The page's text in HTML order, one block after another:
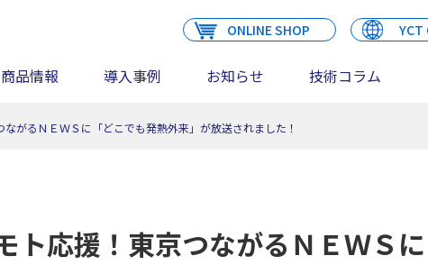
ONLINE SHOP YCT
商品情報 導入事例 お知らせ 技術コラム
がるＮＥＷＳに「どこでも発熱外来」が放送されました！
応援！東京つながるＮＥＷＳ